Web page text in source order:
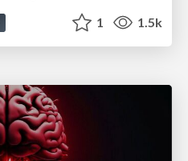
1 1.5k